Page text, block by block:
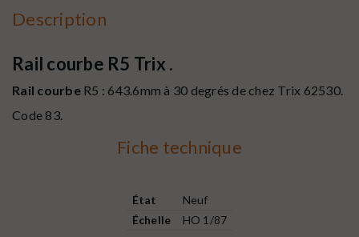
Description
Rail courbe R5 Trix .
Rail courbeR5 : 643.6mm à 30 degrés de chez Trix 62530.
Code 83.
Fiche technique
État
Neuf
Échelle
HO 1/87